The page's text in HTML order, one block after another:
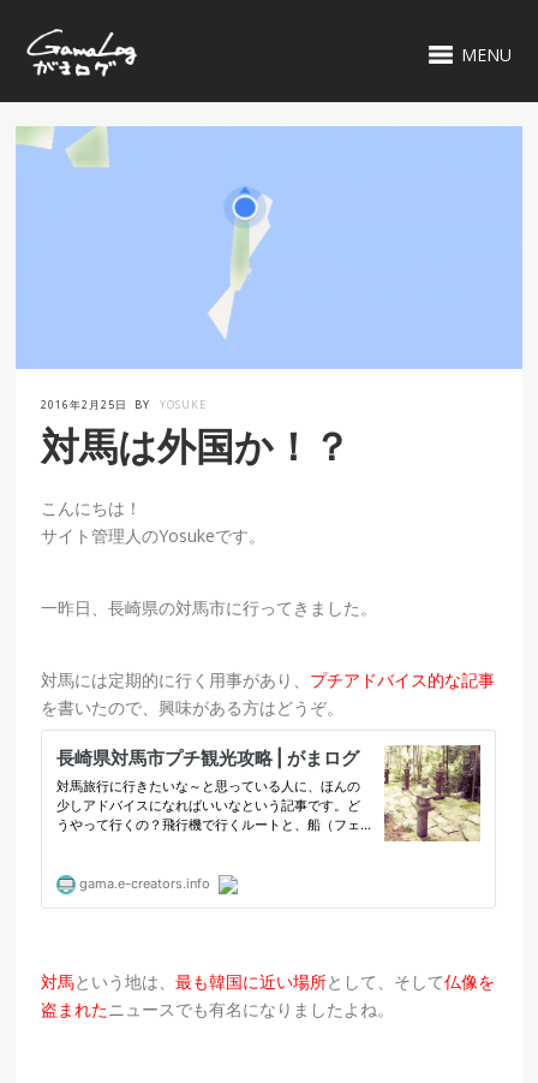
MENU
2016年2月25日 BY YOSUKE
対馬は外国か！？
こんにちは！
サイト管理人のYosukeです。
一昨日、長崎県の対馬市に行ってきました。
対馬には定期的に行く用事があり、 プチアドバイス的な記事
を書いたので、興味がある方はどうぞ。
対馬という地は、最も韓国に近い場所として、そして仏像を
盗まれたニュースでも有名になりましたよね。